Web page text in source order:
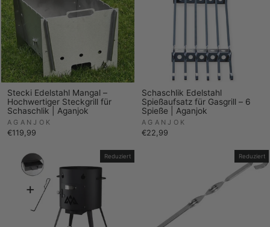
Stecki Edelstahl Mangal –
Hochwertiger Steckgrill für
Schaschlik | Aganjok
AGANJOK
€119,99
Schaschlik Edelstahl
Spießaufsatz für Gasgrill – 6
Spieße | Aganjok
AGANJOK
€22,99
Reduziert Reduziert